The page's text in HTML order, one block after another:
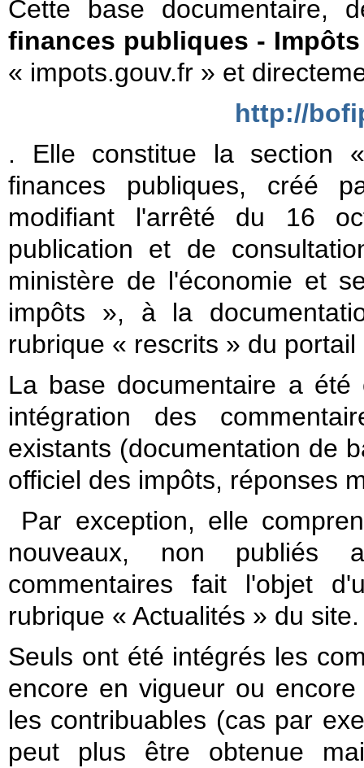
Cette base documentaire,
finances publiques - Impôts
« impots.gouv.fr » et
http://
. Elle constitue la section
finances publiques, créé
modifiant l'arrêté du 16
publication et de
ministère de l'économie et
impôts », à la
rubrique « rescrits » du
La base documentaire a
intégration des
existants (documentation de
officiel des impôts, réponses
Par exception, elle
nouveaux, non publiés
commentaires fait l'objet
rubrique « Actualités » du site.
Seuls ont été intégrés les
encore en vigueur ou
les contribuables (cas par
peut plus être obtenue